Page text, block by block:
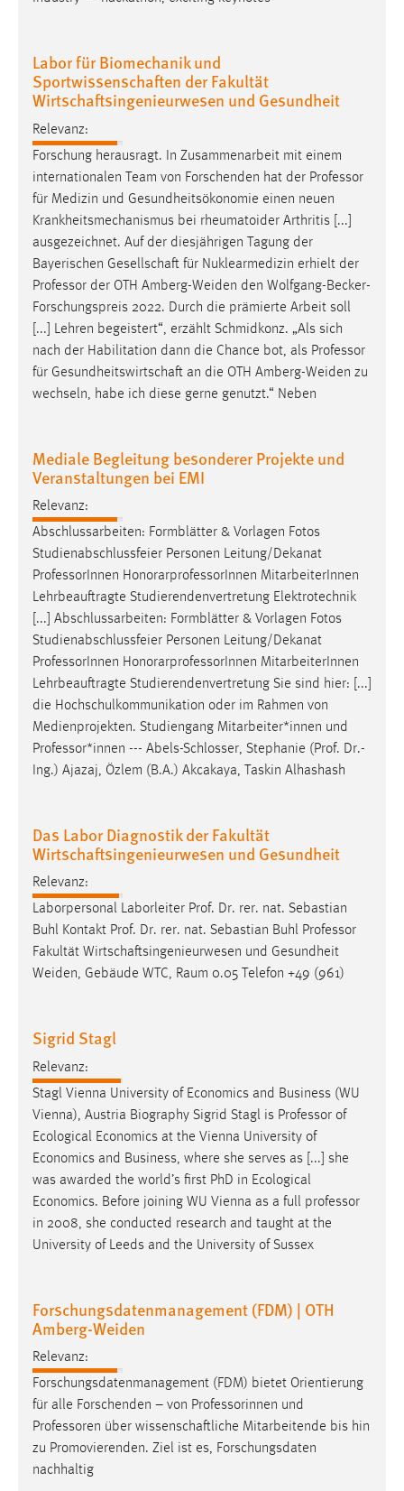
Labor für Biomechanik und
Sportwissenschaften der Fakultät
Wirtschaftsingenieurwesen und Gesundheit
Relevanz:
Forschung herausragt. In Zusammenarbeit mit einem
internationalen Team von Forschenden hat der Professor
für Medizin und Gesundheitsökonomie einen neuen
Krankheitsmechanismus bei rheumatoider Arthritis [...]
ausgezeichnet. Auf der diesjährigen Tagung der
Bayerischen Gesellschaft für Nuklearmedizin erhielt der
Professor der OTH Amberg-Weiden den Wolfgang-Becker-
Forschungspreis 2022. Durch die prämierte Arbeit soll
[...] Lehren begeistert“, erzählt Schmidkonz. „Als sich
nach der Habilitation dann die Chance bot, als Professor
für Gesundheitswirtschaft an die OTH Amberg-Weiden zu
wechseln, habe ich diese gerne genutzt.“ Neben
Mediale Begleitung besonderer Projekte und
Veranstaltungen bei EMI
Relevanz:
Abschlussarbeiten: Formblätter & Vorlagen Fotos
Studienabschlussfeier Personen Leitung/Dekanat
Professor Innen HonorarprofessorInnen MitarbeiterInnen
Lehrbeauftragte Studierendenvertretung Elektrotechnik
[...] Abschlussarbeiten: Formblätter & Vorlagen Fotos
Studienabschlussfeier Personen Leitung/Dekanat
Professor Innen HonorarprofessorInnen MitarbeiterInnen
Lehrbeauftragte Studierendenvertretung Sie sind hier: [...]
die Hochschulkommunikation oder im Rahmen von
Medienprojekten. Studiengang Mitarbeiter*innen und
Professor*innen --- Abels-Schlosser, Stephanie (Prof. Dr.-
Ing.) Ajazaj, Özlem (B.A.) Akcakaya, Taskin Alhashash
Das Labor Diagnostik der Fakultät
Wirtschaftsingenieurwesen und Gesundheit
Relevanz:
Laborpersonal Laborleiter Prof. Dr. rer. nat. Sebastian
Buhl Kontakt Prof. Dr. rer. nat. Sebastian Buhl Professor
Fakultät Wirtschaftsingenieurwesen und Gesundheit
Weiden, Gebäude WTC, Raum 0.05 Telefon +49 (961)
Sigrid Stagl
Relevanz:
Stagl Vienna University of Economics and Business (WU
Vienna), Austria Biography Sigrid Stagl is Professor of
Ecological Economics at the Vienna University of
Economics and Business, where she serves as [...] she
was awarded the world’s first PhD in Ecological
Economics. Before joining WU Vienna as a full professor
in 2008, she conducted research and taught at the
University of Leeds and the University of Sussex
Forschungsdatenmanagement (FDM) | OTH
Amberg-Weiden
Relevanz:
Forschungsdatenmanagement (FDM) bietet Orientierung
für alle Forschenden – von Professorinnen und
Professoren über wissenschaftliche Mitarbeitende bis hin
zu Promovierenden. Ziel ist es, Forschungsdaten
nachhaltig
chat-frame-style-5e9dbeb1811c0446
Wird benötigt um die Chatfunktion nutzen zu können.
Cookie Laufzeit:
MibewSessionID, mibew-chat-frame-style-
5e9dbeb1811c0446 = Sitzungslaufzeit, mibew_locale = 3
Jahre, MIBEW_UserID = 1 Jahr
Login
Name:
fe_user, be_user, be_lastLoginProvider
Zweck:
Dieser Cookie ist notwendig um sich an der Website
einloggen zu können.
Cookie Laufzeit:
24 Stunden
STATISTIK
Statistik Cookies erfassen Informationen anonym.
Diese Informationen helfen uns zu verstehen, wie
unsere Besucher unsere Website nutzen.
Matomo
Name:
Zweck:
Zugriffsstatistik
Cookie Laufzeit:
Max. 13 Monate
Marketing Cookies werden von Drittanbietern
verwendet, um personalisierte Werbung anzuzeigen.
Sie tun dies, indem sie Besucher über Websites
hinweg verfolgen.
Google Ads
Name:
Anbieter:
Google Ireland Limited
Zweck:
Cookie Laufzeit:
3 Monate
Facebook Pixel
Name:
Anbieter:
Facebook
Zweck:
Conversion-Tracking
Cookie Laufzeit:
3 Monate